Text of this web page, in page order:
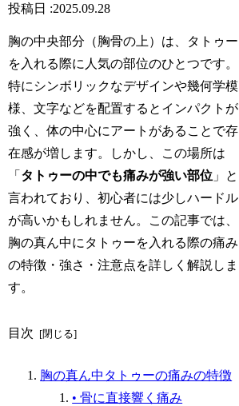
2025.09.28
胸の中央部分（胸骨の上）は、タトゥー
を入れる際に人気の部位のひとつです。
特にシンボリックなデザインや幾何学模
様、文字などを配置するとインパクトが
強く、体の中心にアートがあることで存
在感が増します。しかし、この場所は
「 タトゥーの中でも痛みが強い部位 」と
言われており、初心者には少しハードル
が高いかもしれません。この記事では、
胸の真ん中にタトゥーを入れる際の痛み
の特徴・強さ・注意点を詳しく解説しま
す。
目次
胸の真ん中タトゥーの痛みの特徴
• 骨に直接響く痛み